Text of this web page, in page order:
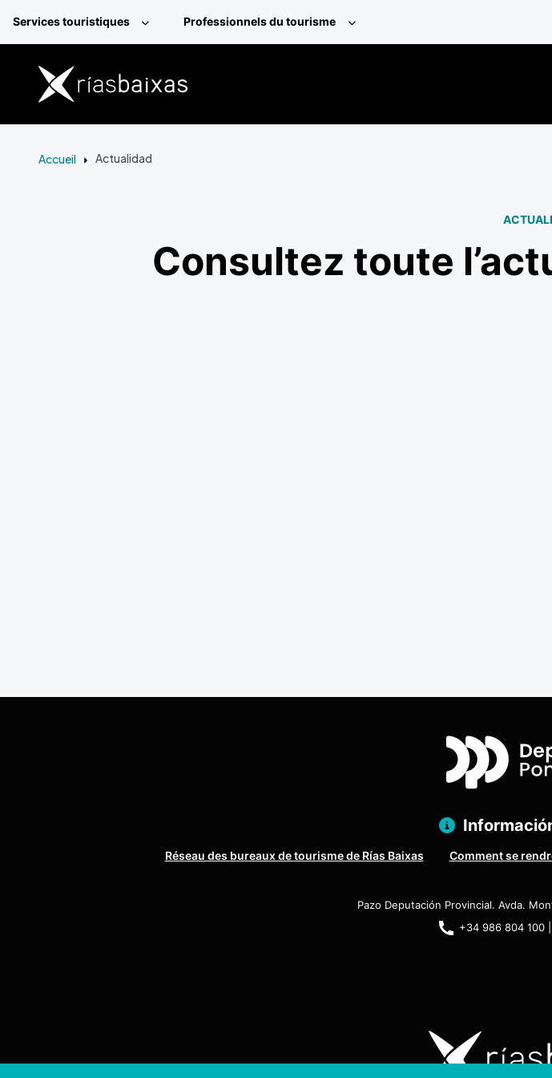
Services touristiques Professionnels du tourisme
Accueil Actualidad
Consultez toute
Réseau des bureaux de tourisme de Rías Baixas Comment se
Pazo Deputación Provincial. Avda.
+34 986 804 100